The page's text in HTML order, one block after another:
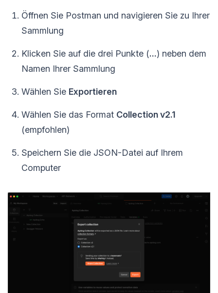
Öffnen Sie Postman und navigieren Sie zu Ihrer
Sammlung
Klicken Sie auf die drei Punkte (...) neben dem
Namen Ihrer Sammlung
Wählen Sie Exportieren
Wählen Sie das Format Collection v2.1
(empfohlen)
Speichern Sie die JSON-Datei auf Ihrem
Computer